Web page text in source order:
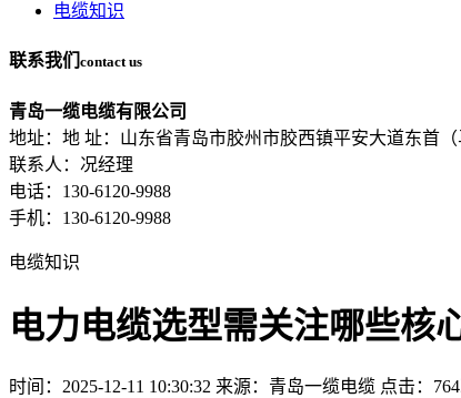
电缆知识
联系我们 contact us
青岛一缆电缆有限公司
地址：地 址：山东省青岛市胶州市胶西镇平安大道东首（
联系人：况经理
电话：130-6120-9988
手机：130-6120-9988
电缆知识
电力电缆选型需关注哪些核
时间：2025-12-11 10:30:32 来源：青岛一缆电缆 点击：